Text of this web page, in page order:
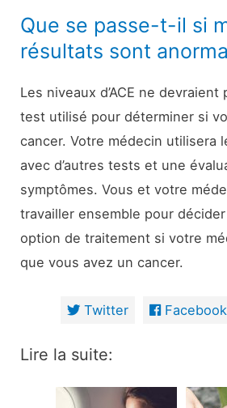
Que se passe-t-il si
résultats sont
Les niveaux d’ACE ne
test utilisé pour déterminer si
cancer. Votre médecin utilisera
avec d’autres tests et une
symptômes. Vous et votre
travailler ensemble pour
option de traitement si votre
que vous avez un cancer.
Twitter Facebook
Lire la suite: